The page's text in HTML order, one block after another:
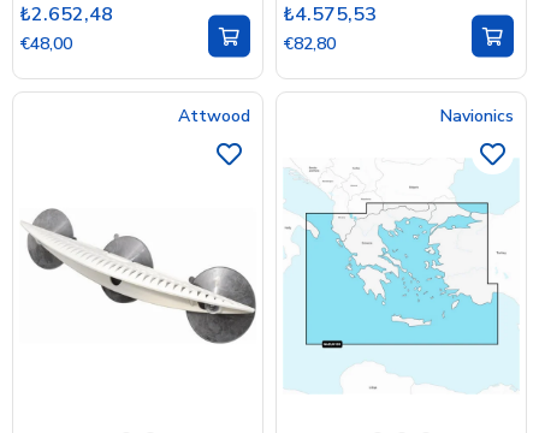
₺2.652,48
€48,00
₺4.575,53
€82,80
Attwood Navionics